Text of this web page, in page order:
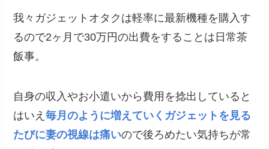
我々ガジェットオタクは軽率に最新機種を購入す
るので2ヶ月で30万円の出費をすることは日常茶
飯事。
自身の収入やお小遣いから費用を捻出していると
はいえ毎月のように増えていくガジェットを見る
たびに妻の視線は痛いので後ろめたい気持ちが常